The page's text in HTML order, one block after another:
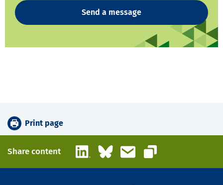
Send a message
Print page
Share content LinkedInBlueskyEmail
Copy link